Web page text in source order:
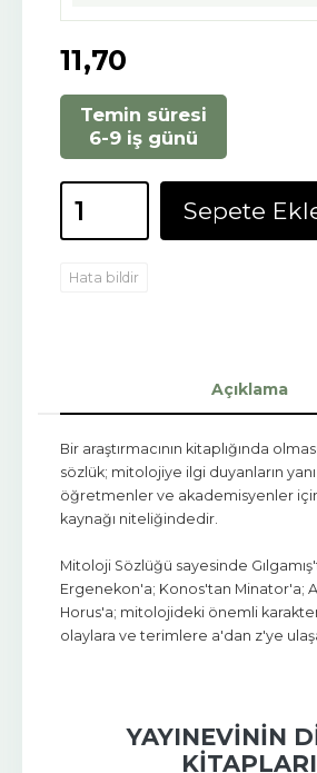
11,70
Temin süresi
6-9 iş günü
Sepete
Hata bildir
Açıklama
Bir araştırmacının kitaplığında
sözlük; mitolojiye ilgi duyanların
öğretmenler ve akademisyenler
kaynağı niteliğindedir.
Mitoloji Sözlüğü sayesinde
Ergenekon'a; Konos'tan Minator'a;
Horus'a; mitolojideki önemli
olaylara ve terimlere a'dan z'ye
YAYINEVININ
KITAPLARI